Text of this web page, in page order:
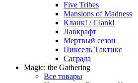
Five Tribes
Mansions of Madness
Кланк! / Clank!
Лавкрафт
Мертвый сезон
Пиксель Тактикс
Саграда
Magic: the Gathering
Все товары